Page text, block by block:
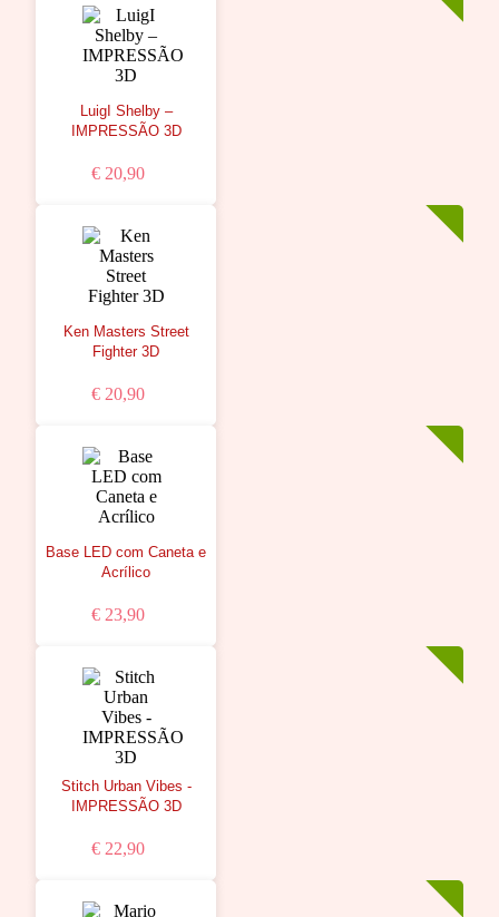
LuigI Shelby –
IMPRESSÃO 3D
€ 20,90
Ken Masters Street
Fighter 3D
€ 20,90
Base LED com Caneta e
Acrílico
€ 23,90
Stitch Urban Vibes -
IMPRESSÃO 3D
€ 22,90